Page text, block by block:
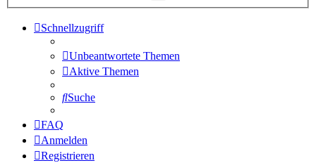
Schnellzugriff
Unbeantwortete Themen
Aktive Themen
Suche
FAQ
Anmelden
Registrieren